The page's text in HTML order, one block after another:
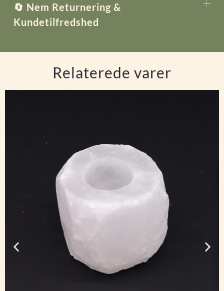
🔄 Nem Returnering &
Kundetilfredshed
Relaterede varer